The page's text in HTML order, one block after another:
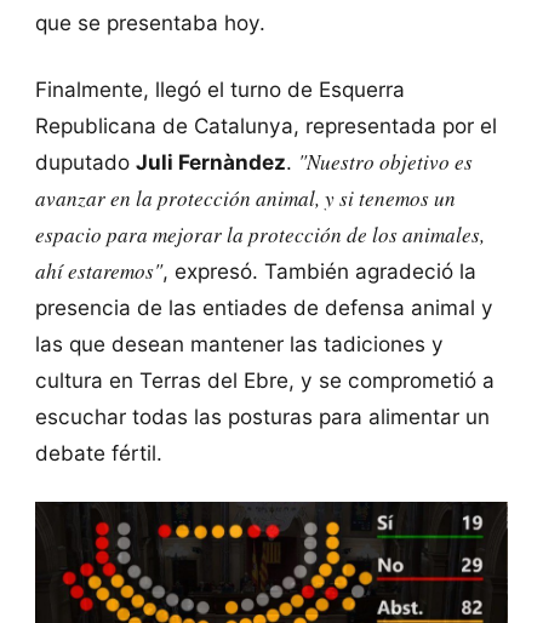
que se presentaba hoy.
Finalmente, llegó el turno de Esquerra
Republicana de Catalunya, representada por el
duputado Juli Fernàndez. "Nuestro objetivo es
avanzar en la protección animal, y si tenemos un
espacio para mejorar la protección de los animales,
ahí estaremos", expresó. También agradeció la
presencia de las entiades de defensa animal y
las que desean mantener las tadiciones y
cultura en Terras del Ebre, y se comprometió a
escuchar todas las posturas para alimentar un
debate fértil.